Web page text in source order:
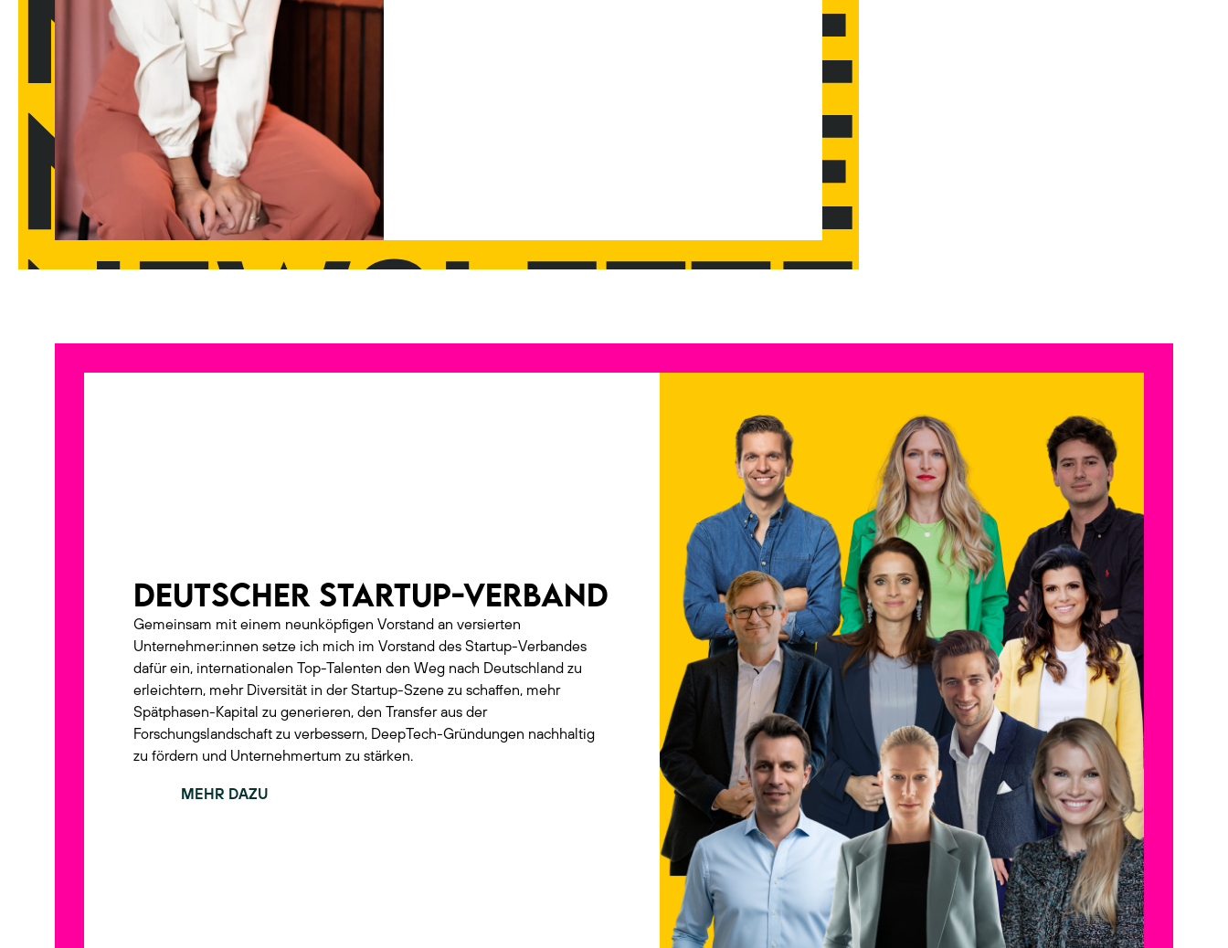
ZUM ARTIKEL
DEUTSCHER STARTUP-VERBAND
Gemeinsam mit einem neunköpfigen Vorstand an versierten
Unternehmer:innen setze ich mich im Vorstand des Startup-Verbandes
dafür ein, internationalen Top-Talenten den Weg nach Deutschland zu
erleichtern, mehr Diversität in der Startup-Szene zu schaffen, mehr
Spätphasen-Kapital zu generieren, den Transfer aus der
Forschungslandschaft zu verbessern, DeepTech-Gründungen nachhaltig
zu fördern und Unternehmertum zu stärken.
MEHR DAZU